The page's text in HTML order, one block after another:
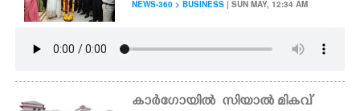
NEWS-360 > BUSINESS | SUN MAY, 12:34 AM
കാ​ർ​ഗോയിൽ​ ​ ​സി​യാൽ മികവ്